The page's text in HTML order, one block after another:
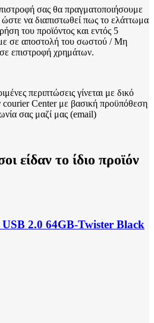
σας θα πραγματοποιήσουμε
ώστε να διαπιστωθεί πως το ελάττωμα
του προϊόντος και εντός 5
σε αποστολή του σωστού / Μη
επιστροφή χρημάτων.
περιπτώσεις γίνεται με δικό
courier Center με βασική προϋπόθεση
σας μαζί μας (email)
είδαν το ίδιο προϊόν
2.0 64GB-Twister Black